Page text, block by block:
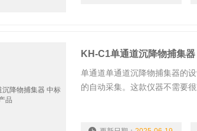
KH-C1单通道沉降物捕集
单通道单通道沉降物捕集器的
的自动采集。这款仪器不需要